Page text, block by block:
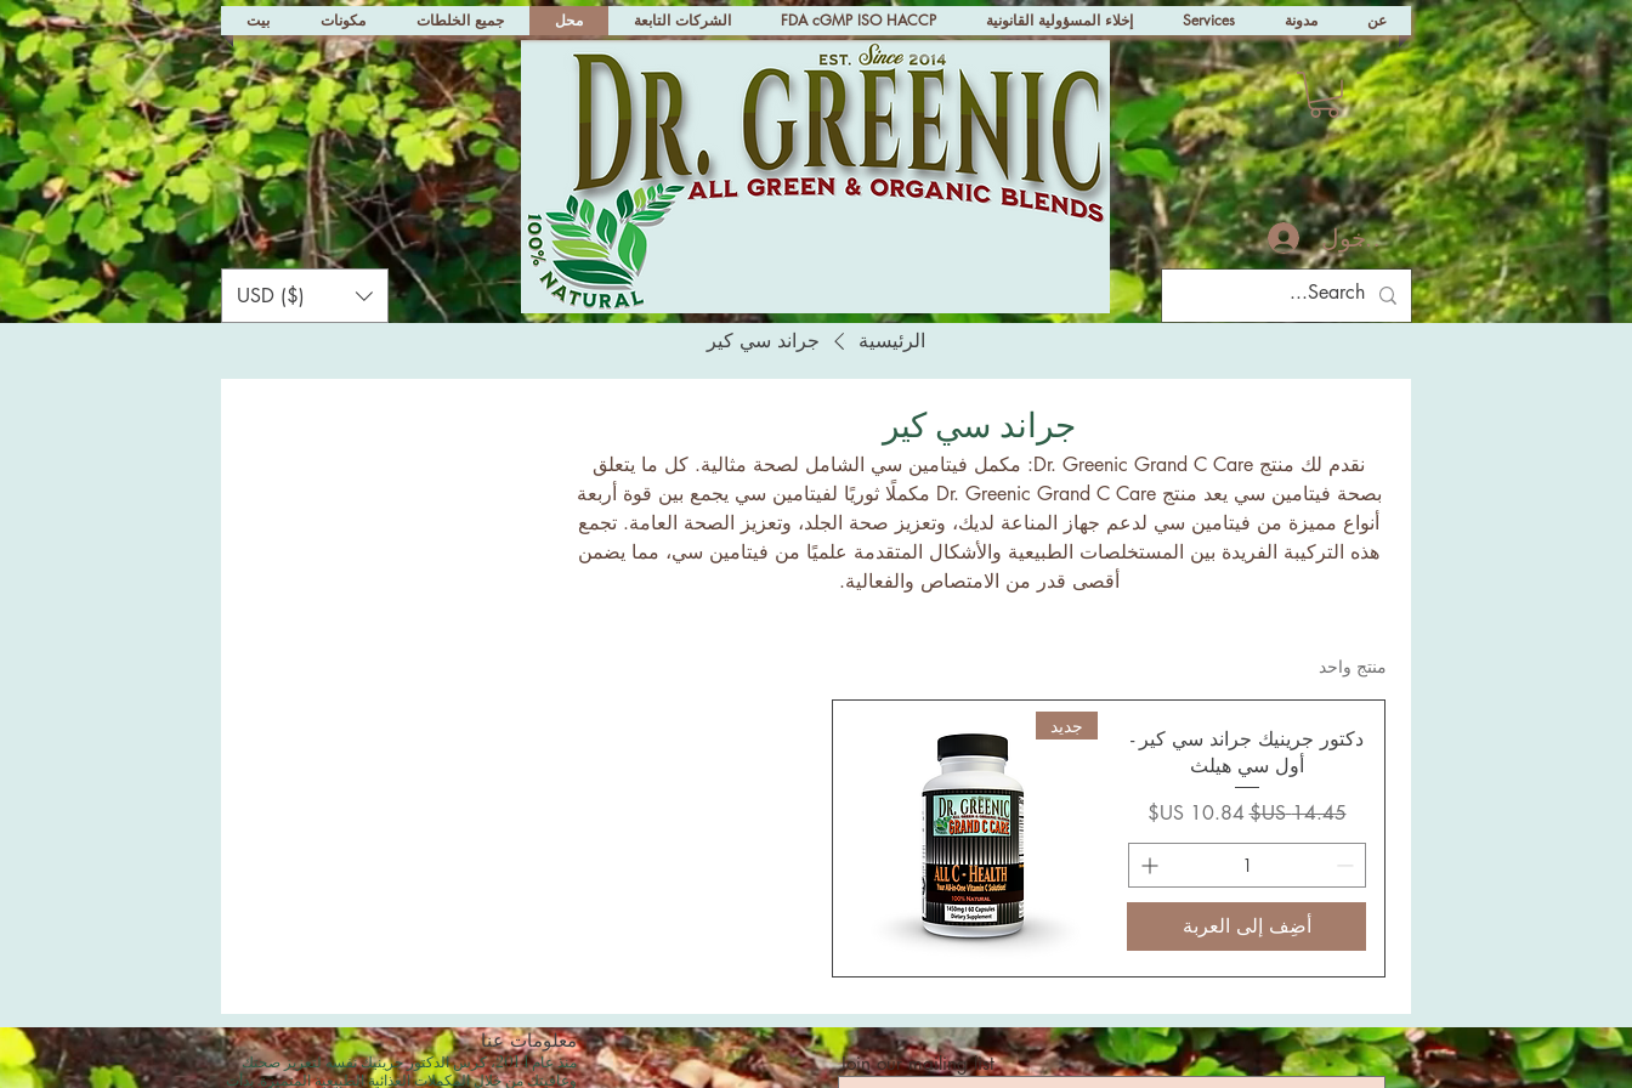
بيت مكونات جميع الخلطات محل الشركات التابعة FDA cGMP ISO HACCP إخلاء المسؤولية القانونية Services مدونة عن
USD ($)
تسجيل الدخول
الرئيسية جراند سي كير
جراند سي كير
نقدم لك منتج Dr. Greenic Grand C Care: مكمل فيتامين سي الشامل لصحة مثالية. كل ما يتعلق
بصحة فيتامين سي يعد منتج Dr. Greenic Grand C Care مكملًا ثوريًا لفيتامين سي يجمع بين قوة أربعة
أنواع مميزة من فيتامين سي لدعم جهاز المناعة لديك، وتعزيز صحة الجلد، وتعزيز الصحة العامة. تجمع
هذه التركيبة الفريدة بين المستخلصات الطبيعية والأشكال المتقدمة علميًا من فيتامين سي، مما يضمن
أقصى قدر من الامتصاص والفعالية.
منتج واحد
جديد
دكتور جرينيك جراند سي كير -
أول سي هيلث
سعر عادي‏14.45 US$ سعر البيع
أضِف إلى العربة
معلومات عنا
منذ عام 2014، كرس الدكتور جرينيك نفسه لتعزيز صحتك
وعافيتك من خلال المكملات الغذائية الطبيعية المتميزة. بدأت
Join our mailing list